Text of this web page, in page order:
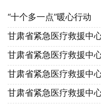
“十个多一点”暖心行动
甘肃省紧急医疗救援中
甘肃省紧急医疗救援中
甘肃省紧急医疗救援中
甘肃省紧急医疗救援中